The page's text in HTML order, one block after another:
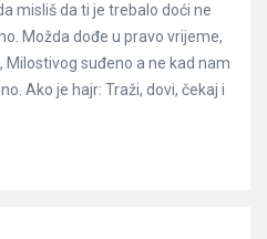
misliš da ti je trebalo doći ne
Možda dođe u pravo vrijeme,
Milostivog suđeno a ne kad nam
Ako je hajr: Traži, dovi, čekaj i